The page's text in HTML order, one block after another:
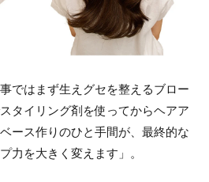
事ではまず生えグセを整えるブロー
タイリング剤を使ってからヘアア
ース作りのひと手間が、最終的な
力を大きく変えます」。